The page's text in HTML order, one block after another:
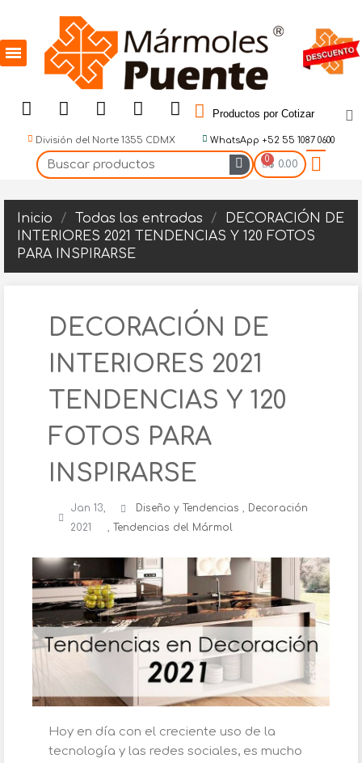
Productos por Cotizar
División del Norte 1355 CDMX WhatsApp +52 55 1087 0600
$ 0.00
Inicio Todas las entradas
DECORACIÓN DE
INTERIORES 2021 TENDENCIAS Y 120 FOTOS
PARA INSPIRARSE
DECORACIÓN DE
INTERIORES 2021
TENDENCIAS Y 120
FOTOS PARA
INSPIRARSE
Jan 13,
2021
Diseño y Tendencias, Decoración
, Tendencias del Mármol
Hoy en día con el creciente uso de la
tecnología y las redes sociales, es mucho